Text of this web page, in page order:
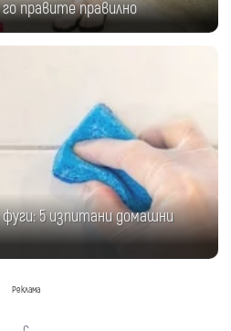
правите правилно
5 изпитани домашни
Реклама